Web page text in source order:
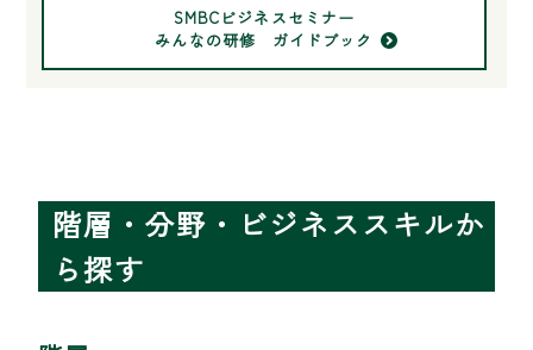
SMBCビジネスセミナー
みんなの研修 ガイドブック
階層・分野・ビジネススキルか
ら探す